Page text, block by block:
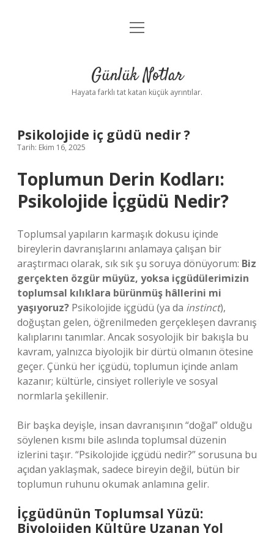
Anasayfa
Yasal Uyarı
menüyü
Günlük Notlar
Hayata farklı tat katan küçük ayrıntılar.
Psikolojide iç güdü nedir ?
Tarih: Ekim 16, 2025
Toplumun Derin Kodları:
Psikolojide İçgüdü Nedir?
Toplumsal yapıların karmaşık dokusu içinde
bireylerin davranışlarını anlamaya çalışan bir
araştırmacı olarak, sık sık şu soruya dönüyorum: Biz
gerçekten özgür müyüz, yoksa içgüdülerimizin
toplumsal kılıklara bürünmüş hâllerini mi
yaşıyoruz? Psikolojide içgüdü (ya da instinct),
doğuştan gelen, öğrenilmeden gerçekleşen davranış
kalıplarını tanımlar. Ancak sosyolojik bir bakışla bu
kavram, yalnızca biyolojik bir dürtü olmanın ötesine
geçer. Çünkü her içgüdü, toplumun içinde anlam
kazanır; kültürle, cinsiyet rolleriyle ve sosyal
normlarla şekillenir.
Bir başka deyişle, insan davranışının “doğal” olduğu
söylenen kısmı bile aslında toplumsal düzenin
izlerini taşır. “Psikolojide içgüdü nedir?” sorusuna bu
açıdan yaklaşmak, sadece bireyin değil, bütün bir
toplumun ruhunu okumak anlamına gelir.
İçgüdünün Toplumsal Yüzü:
Biyolojiden Kültüre Uzanan Yol